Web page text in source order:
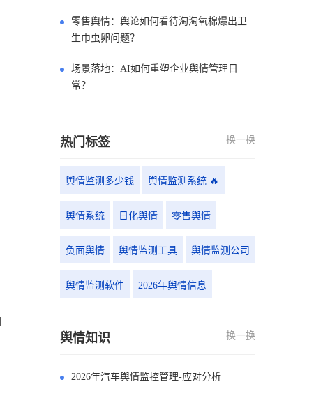
零售舆情：舆论如何看待淘淘氧棉爆出卫
生巾虫卵问题？
场景落地：AI如何重塑企业舆情管理日
常？
热门标签 换一换
舆情监测多少钱 舆情监测系统 🔥
舆情系统 日化舆情 零售舆情
负面舆情 舆情监测工具 舆情监测公司
舆情监测软件 2026年舆情信息
舆情知识 换一换
2026年汽车舆情监控管理-应对分析